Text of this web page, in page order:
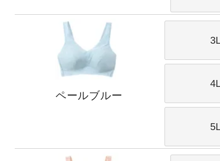
ペールブルー